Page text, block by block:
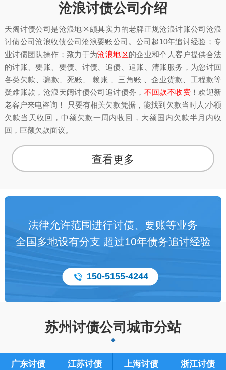
沧浪讨债公司介绍
天阔讨债公司是沧浪地区颇具实力的老牌正规沧浪讨账公司沧浪
讨债公司沧浪收债公司沧浪要账公司。公司超10年追讨经验；专
业讨债团队操作；致力于为沧浪地区的企业和个人客户提供合法
的讨账、要账、要债、讨债、追债、追账、清账服务，为您讨回
各类欠款、骗款、死账、 赖账 、三角账 、企业货款、工程款等
疑难账款，沧浪天阔讨债公司追讨债务， 不回款不收费！欢迎新
老客户来电咨询！ 只要有相关欠款凭据，能找到欠款当时人;小额
欠款当天收回，中额欠款一周内收回，大额国内欠款半月内收
回，巨额欠款面议。
查看更多
法律允许范围进行讨债、要账等业务
全国多地设有分支 超过10年债务追讨经验
150-5155-4244
苏州讨债公司城市分站
广东讨债 江苏讨债 上海讨债 浙江讨债